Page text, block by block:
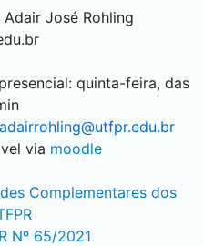
José Rohling
quinta-feira, das
adairrohling@utfpr.edu.br
via moodle
Complementares dos
Nº 65/2021